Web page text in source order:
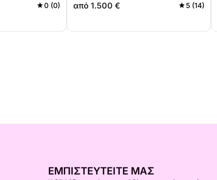
0 (0) από 1.500 € 5 (14)
ΕΜΠΙΣΤΕΥΤΕΊΤΕ ΜΑΣ